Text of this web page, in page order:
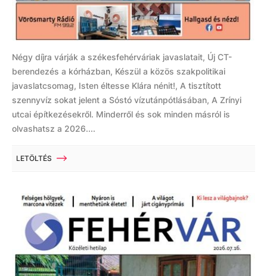
Négy díjra várják a székesfehérváriak javaslatait, Új CT-
berendezés a kórházban, Készül a közös szakpolitikai
javaslatcsomag, Isten éltesse Klára nénit!, A tisztított
szennyvíz sokat jelent a Sóstó vízutánpótlásában, A Zrínyi
utcai építkezésekről. Minderről és sok minden másról is
olvashatsz a 2026....
LETÖLTÉS